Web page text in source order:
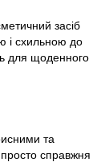
засіб
і схильною до
для щоденного
та
справжня